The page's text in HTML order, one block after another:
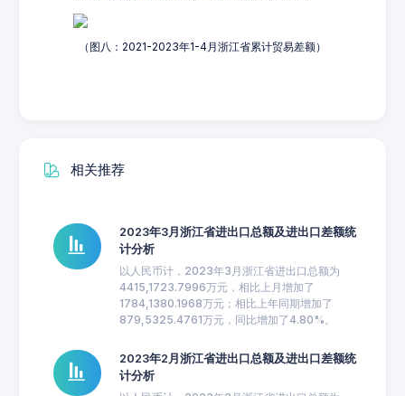
（图八：2021-2023年1-4月浙江省累计贸易差额）
相关推荐
2023年3月浙江省进出口总额及进出口差额统
计分析
以人民币计，2023年3月浙江省进出口总额为
4415,1723.7996万元，相比上月增加了
1784,1380.1968万元；相比上年同期增加了
879,5325.4761万元，同比增加了4.80%。
2023年2月浙江省进出口总额及进出口差额统
计分析